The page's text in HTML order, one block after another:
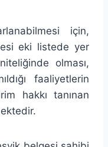
için,
eki listede yer
olması,
faaliyetlerin
hakkı tanınan